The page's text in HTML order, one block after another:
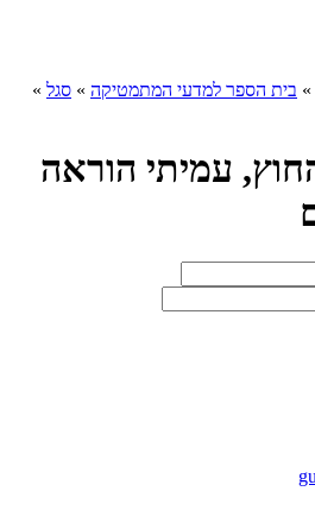
» בית הספר למדעי המתמטיקה » סגל »
עמיתי הוראה